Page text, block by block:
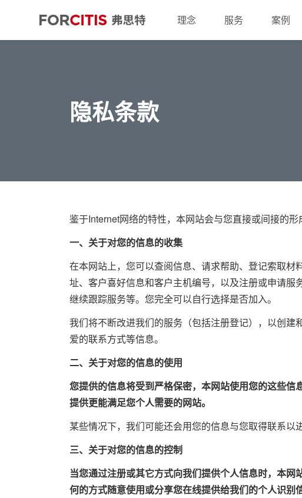
理念 服务 案例
隐私条款
鉴于Internet网络的特性，本网站会与您直接或间接的
一、关于对您的信息的收集
在本网站上，您可以查阅信息、请求帮助、登记索取
址、客户喜好信息和客户主机编号，以及注册或申请
继续跟踪服务等。您完全可以自行选择是否加入。
我们将不断改进我们的服务（包括注册登记），以创
爱的联系方式等信息。
二、关于对您的信息的使用
您提供的信息将受到严格保密，本网站使用您的这些
提供更能满足您个人需要的网站。
某些情况下，我们可能还会用您的信息与您取得联系以
三、关于对您的信息的控制
当您通过注册或其它方式向我们提供个人信息时，本
何的方式随意使用或分享您在线提供给我们的个人识